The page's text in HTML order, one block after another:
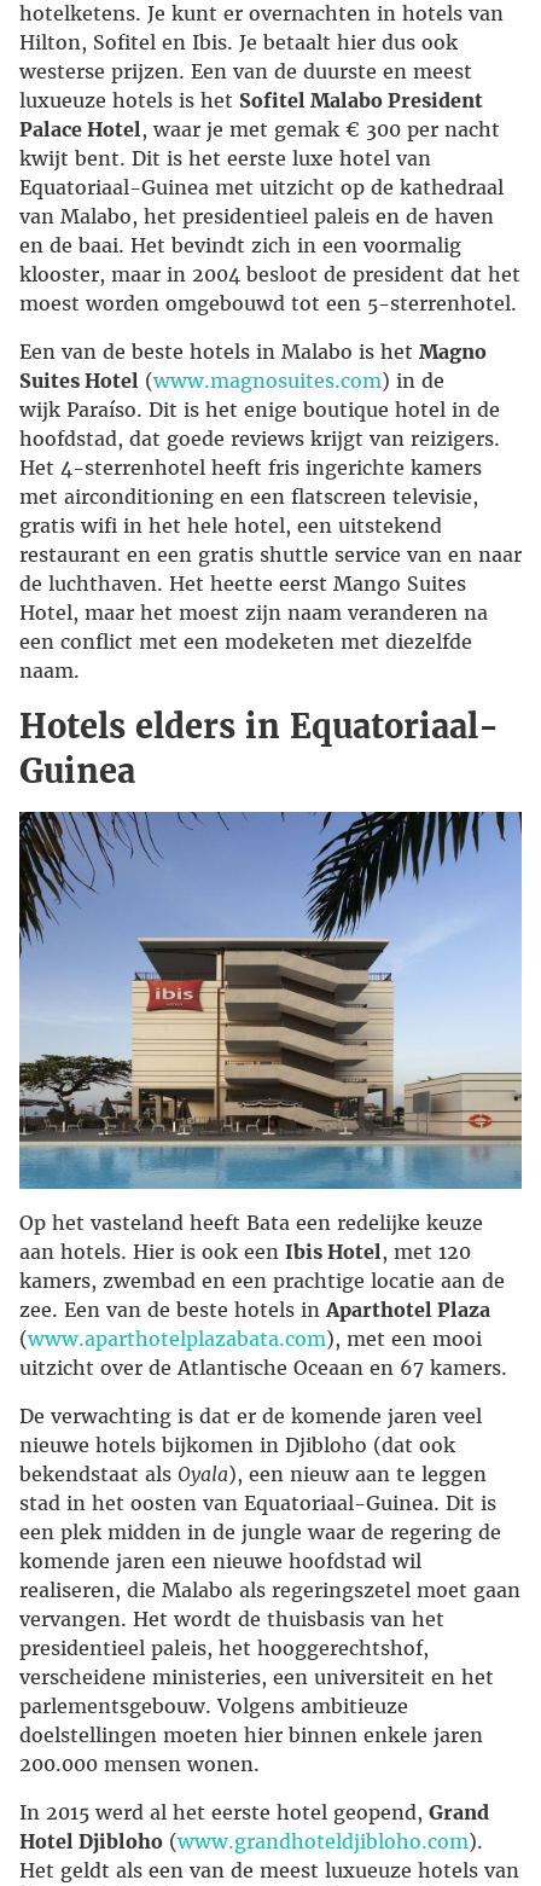
hotelketens. Je kunt er overnachten in hotels van
Hilton, Sofitel en Ibis. Je betaalt hier dus ook
westerse prijzen. Een van de duurste en meest
luxueuze hotels is het Sofitel Malabo President
Palace Hotel, waar je met gemak € 300 per nacht
kwijt bent. Dit is het eerste luxe hotel van
Equatoriaal-Guinea met uitzicht op de kathedraal
van Malabo, het presidentieel paleis en de haven
en de baai. Het bevindt zich in een voormalig
klooster, maar in 2004 besloot de president dat het
moest worden omgebouwd tot een 5-sterrenhotel.
Een van de beste hotels in Malabo is het Magno
Suites Hotel (www.magnosuites.com) in de
wijk Paraíso. Dit is het enige boutique hotel in de
hoofdstad, dat goede reviews krijgt van reizigers.
Het 4-sterrenhotel heeft fris ingerichte kamers
met airconditioning en een flatscreen televisie,
gratis wifi in het hele hotel, een uitstekend
restaurant en een gratis shuttle service van en naar
de luchthaven. Het heette eerst Mango Suites
Hotel, maar het moest zijn naam veranderen na
een conflict met een modeketen met diezelfde
naam.
Hotels elders in Equatoriaal-
Guinea
Op het vasteland heeft Bata een redelijke keuze
aan hotels. Hier is ook een Ibis Hotel, met 120
kamers, zwembad en een prachtige locatie aan de
zee. Een van de beste hotels inAparthotel Plaza
(www.aparthotelplazabata.com), met een mooi
uitzicht over de Atlantische Oceaan en 67 kamers.
De verwachting is dat er de komende jaren veel
nieuwe hotels bijkomen in Djibloho (dat ook
bekendstaat als Oyala), een nieuw aan te leggen
stad in het oosten van Equatoriaal-Guinea. Dit is
een plek midden in de jungle waar de regering de
komende jaren een nieuwe hoofdstad wil
realiseren, die Malabo als regeringszetel moet gaan
vervangen. Het wordt de thuisbasis van het
presidentieel paleis, het hooggerechtshof,
verscheidene ministeries, een universiteit en het
parlementsgebouw. Volgens ambitieuze
doelstellingen moeten hier binnen enkele jaren
200.000 mensen wonen.
In 2015 werd al het eerste hotel geopend, Grand
Hotel Djibloho (www.grandhoteldjibloho.com).
Het geldt als een van de meest luxueuze hotels van